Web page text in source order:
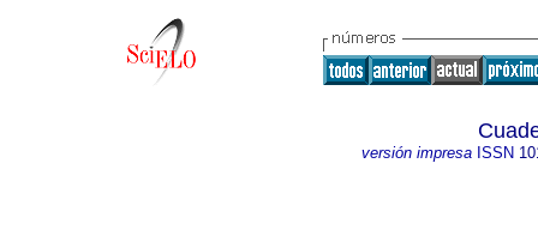
versión impresaISSN